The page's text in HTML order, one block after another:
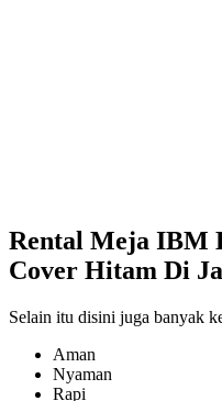
Rental Meja IBM
Cover Hitam Di
Selain itu disini juga banyak
Aman
Nyaman
Rapi